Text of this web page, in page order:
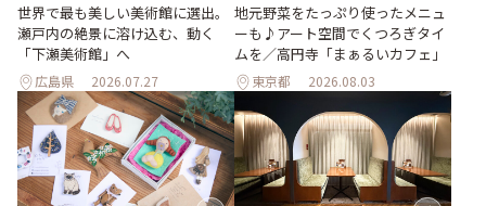
世界で最も美しい美術館に選出。
瀬戸内の絶景に溶け込む、動く
「下瀬美術館」へ
広島県 2026.07.27
地元野菜をたっぷり使ったメニュ
ーも♪アート空間でくつろぎタイ
ムを／高円寺「まぁるいカフェ」
東京都 2026.08.03